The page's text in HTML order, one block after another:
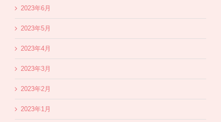
2023年6月
2023年5月
2023年4月
2023年3月
2023年2月
2023年1月